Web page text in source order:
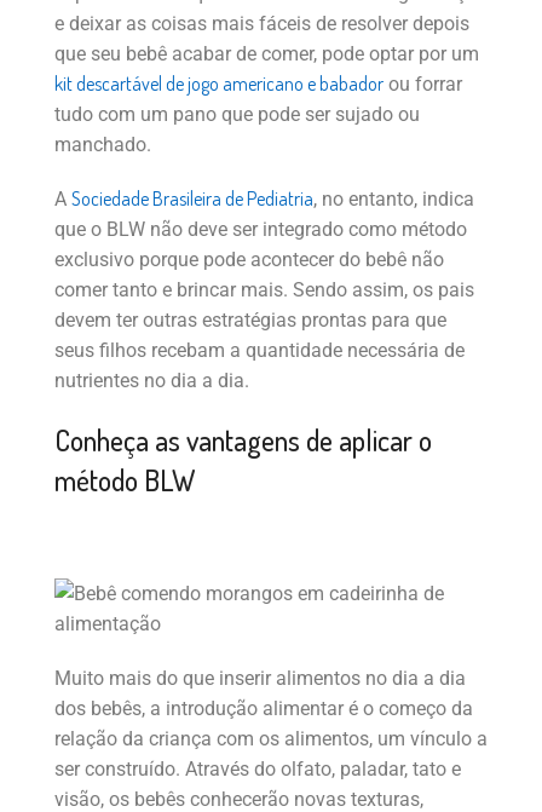
e deixar as coisas mais fáceis de resolver depois
que seu bebê acabar de comer, pode optar por um
kit descartável de jogo americano e babador ou forrar
tudo com um pano que pode ser sujado ou
manchado.
A Sociedade Brasileira de Pediatria, no entanto, indica
que o BLW não deve ser integrado como método
exclusivo porque pode acontecer do bebê não
comer tanto e brincar mais. Sendo assim, os pais
devem ter outras estratégias prontas para que
seus filhos recebam a quantidade necessária de
nutrientes no dia a dia.
Conheça as vantagens de aplicar o
método BLW
Muito mais do que inserir alimentos no dia a dia
dos bebês, a introdução alimentar é o começo da
relação da criança com os alimentos, um vínculo a
ser construído. Através do olfato, paladar, tato e
visão, os bebês conhecerão novas texturas,